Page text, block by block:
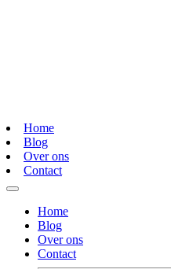
Home
Blog
Over ons
Contact
Home
Blog
Over ons
Contact